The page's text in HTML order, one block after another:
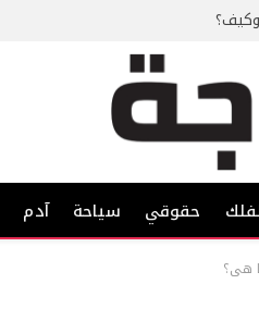
حقوقي سياحة آدم
هي؟